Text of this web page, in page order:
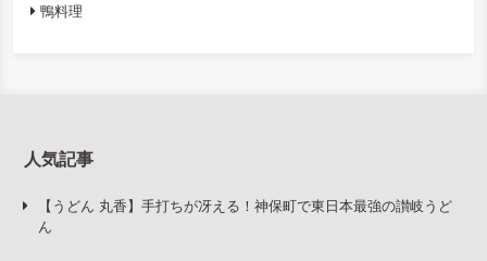
鴨料理
人気記事
【うどん 丸香】手打ちが冴える！神保町で東日本最強の讃岐うど
ん